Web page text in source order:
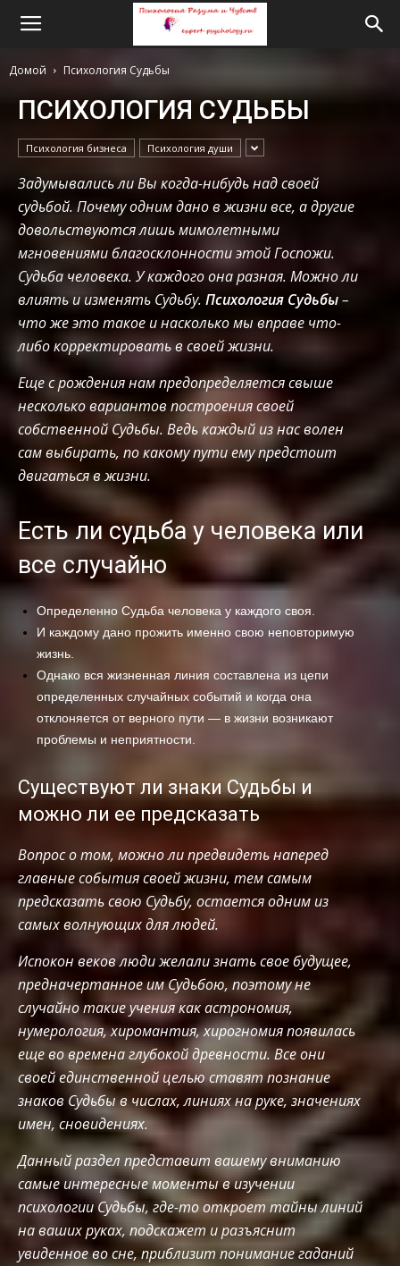
Домой Психология Судьбы
ПСИХОЛОГИЯ СУДЬБЫ
Психология бизнеса Психология души
Задумывались ли Вы когда-нибудь над своей
судьбой. Почему одним дано в жизни все, а другие
довольствуются лишь мимолетными
мгновениями благосклонности этой Госпожи.
Судьба человека. У каждого она разная. Можно ли
влиять и изменять Судьбу. Психология Судьбы–
что же это такое и насколько мы вправе что-
либо корректировать в своей жизни.
Еще с рождения нам предопределяется свыше
несколько вариантов построения своей
собственной Судьбы. Ведь каждый из нас волен
сам выбирать, по какому пути ему предстоит
двигаться в жизни.
Есть ли судьба у человека или
все случайно
Определенно Судьба человека у каждого своя.
И каждому дано прожить именно свою неповторимую
жизнь.
Однако вся жизненная линия составлена из цепи
определенных случайных событий и когда она
отклоняется от верного пути — в жизни возникают
проблемы и неприятности.
Существуют ли знаки Судьбы и
можно ли ее предсказать
Вопрос о том, можно ли предвидеть наперед
главные события своей жизни, тем самым
предсказать свою Судьбу, остается одним из
самых волнующих для людей.
Испокон веков люди желали знать свое будущее,
предначертанное им Судьбою, поэтому не
случайно такие учения как астрономия,
нумерология, хиромантия, хирогномия появилась
еще во времена глубокой древности. Все они
своей единственной целью ставят познание
знаков Судьбы в числах, линиях на руке, значениях
имен, сновидениях.
Данный раздел представит вашему вниманию
самые интересные моменты в изучении
психологии Судьбы, где-то откроет тайны линий
на ваших руках, подскажет и разъяснит
увиденное во сне, приблизит понимание гаданий